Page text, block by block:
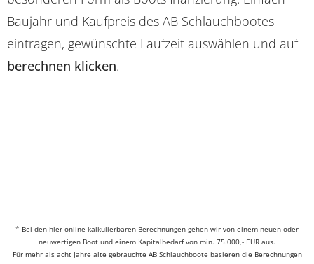
Baujahr und Kaufpreis des AB Schlauchbootes
eintragen, gewünschte Laufzeit auswählen und auf
berechnen klicken.
* Bei den hier online kalkulierbaren Berechnungen gehen wir von einem neuen oder
neuwertigen Boot und einem Kapitalbedarf von min. 75.000,- EUR aus.
Für mehr als acht Jahre alte gebrauchte AB Schlauchboote basieren die Berechnungen